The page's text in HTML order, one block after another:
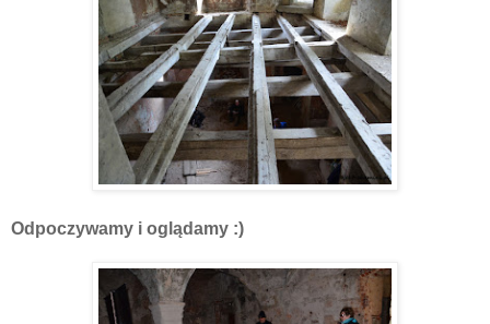
Odpoczywamy i oglądamy :)